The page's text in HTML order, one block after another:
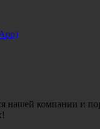
нашей компании и